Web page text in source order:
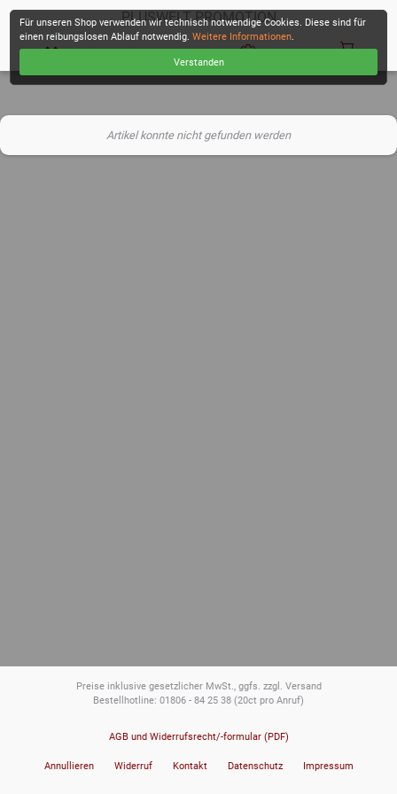
PLUSWELT PROMOTION
Artikel konnte nicht gefunden werden
Für unseren Shop verwenden wir technisch notwendige Cookies. Diese sind für
einen reibungslosen Ablauf notwendig.Weitere Informationen.
Verstanden
Preise inklusive gesetzlicher MwSt., ggfs. zzgl. Versand
Bestellhotline: 01806 - 84 25 38 (20ct pro Anruf)
AGB und Widerrufsrecht/-formular (PDF)
Annullieren Widerruf Kontakt Datenschutz Impressum